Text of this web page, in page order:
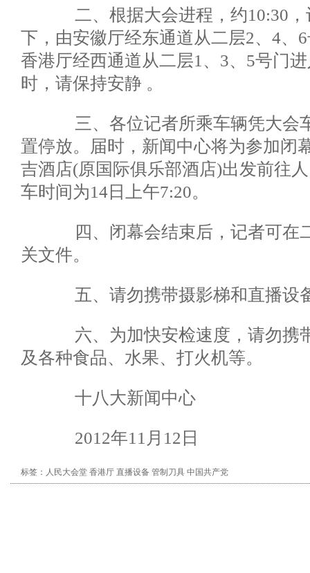
二、根据大会进程，约10:30，
下，由安徽厅经东通道从二层2、4、
香港厅经西通道从二层1、3、5号门
时，请保持安静 。
三、各位记者所乘车辆凭大会
置停放。届时，新闻中心将为参加闭
吉酒店(原国际俱乐部酒店)出发前往
车时间为14日上午7:20。
四、闭幕会结束后，记者可在
关文件。
五、请勿携带摄影梯和直播设
六、为加快安检速度，请勿携
及各种食品、水果、打火机等。
十八大新闻中心
2012年11月12日
标签： 人民大会堂 香港厅 直播设备 管制刀具 中国共产党